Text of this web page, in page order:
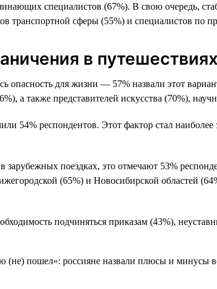
специалистов (67%). В свою очередь,
транспортной сферы (55%) и специалистов по
в путешествиях
опасность для жизни — 57% назвали этот
а также представителей искусства (70%),
54% респондентов. Этот фактор стал
поездках, это отмечают 53%
(65%) и Новосибирской областей
подчиняться приказам (43%),